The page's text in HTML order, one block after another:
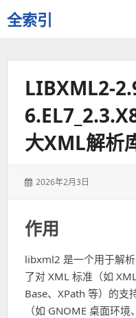
全索引
一
些
LIBXML2-
大XML解析
发
2026年2月3日
作用
libxml2 是一个用于解
了对 XML 标准（如
Base、XPath 等）的支
（如 GNOME 桌面环